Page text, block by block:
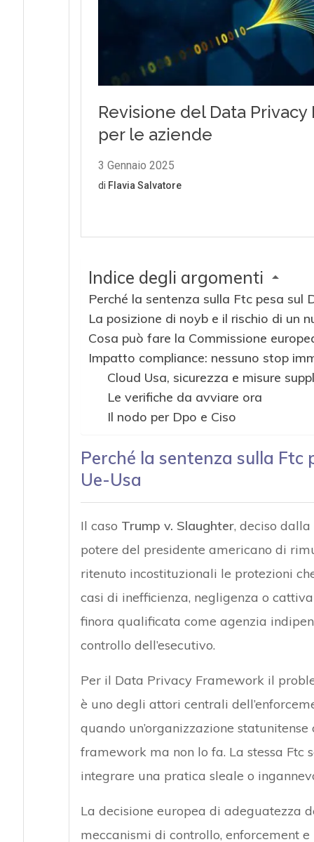
Indice degli argomenti
Perché la sentenza sulla Ftc pesa sul
La posizione di noyb e il rischio di un
Cosa può fare la Commissione
Impatto compliance: nessuno stop
Cloud Usa, sicurezza e misure
Le verifiche da avviare ora
Il nodo per Dpo e Ciso
Perché la sentenza sulla
Ue-Usa
Il caso Trump v. Slaughter, deciso
potere del presidente americano di
ritenuto incostituzionali le protezioni
casi di inefficienza, negligenza o
finora qualificata come agenzia
controllo dell’esecutivo.
Per il Data Privacy Framework il
è uno degli attori centrali
quando un’organizzazione
framework ma non lo fa. La stessa
integrare una pratica sleale o
La decisione europea di adeguatezza
meccanismi di controllo, enforcement